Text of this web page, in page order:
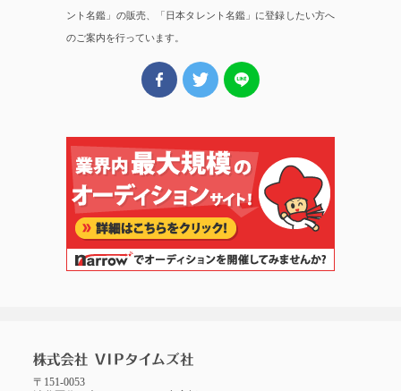
ント名鑑」の販売、「日本タレント名鑑」に登録したい方へ
のご案内を行っています。
〒151-0053